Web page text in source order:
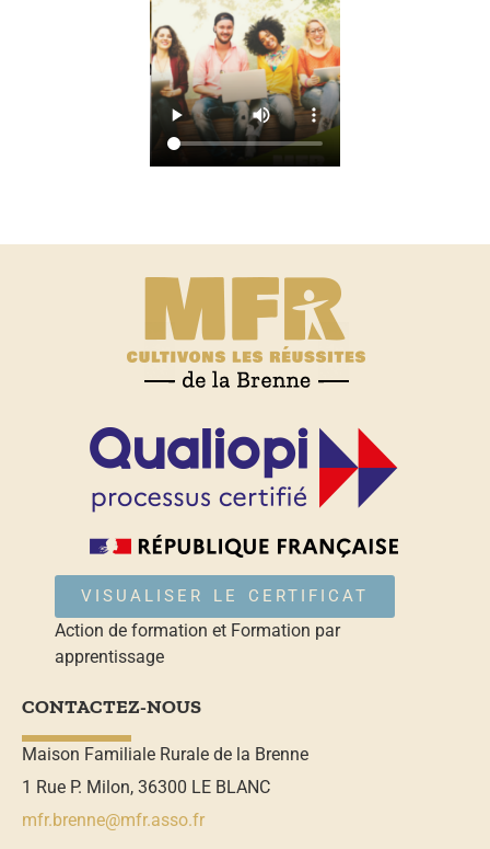
VISUALISER LE CERTIFICAT
Action de formation et Formation par
apprentissage
CONTACTEZ-NOUS
Maison Familiale Rurale de la Brenne
1 Rue P. Milon, 36300 LE BLANC
mfr.brenne@mfr.asso.fr